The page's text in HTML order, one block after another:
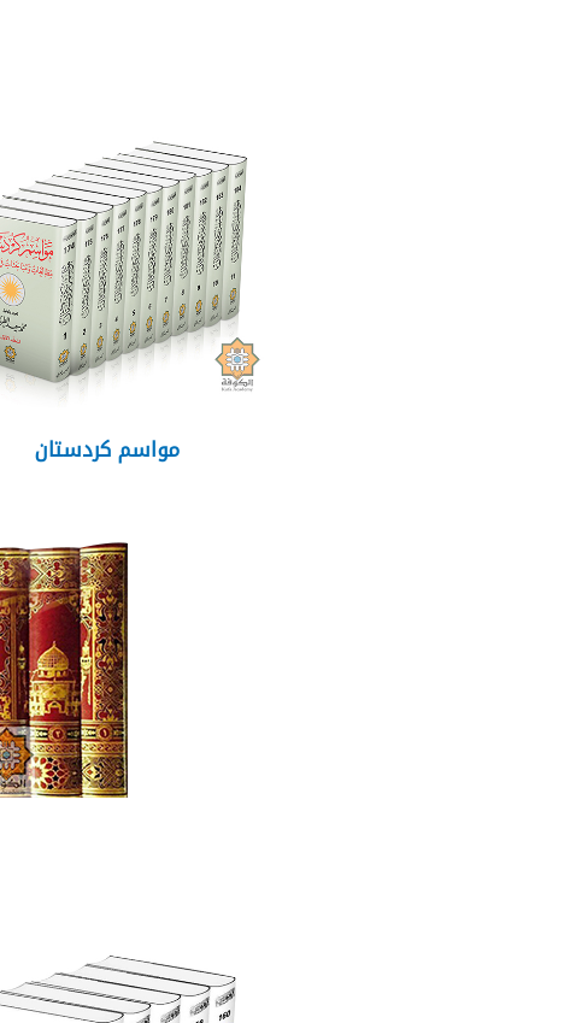
مواسم كردستان